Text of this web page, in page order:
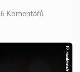
6 Komentářů